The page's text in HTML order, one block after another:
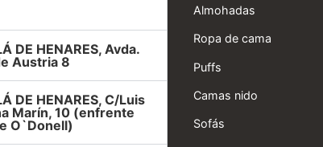
DE HENARES, Avda.
Austria 8
DE HENARES, C/Luis
Marín, 10 (enfrente
O`Donell)
Almohadas
Ropa de cama
Puffs
Camas nido
Sofás